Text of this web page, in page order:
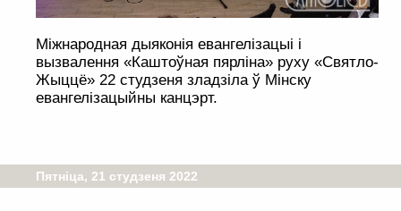
Міжнародная дыяконія евангелізацыі і
вызвалення «Каштоўная пярліна» руху «Святло-
Жыццё» 22 студзеня зладзіла ў Мінску
евангелізацыйны канцэрт.
Пятніца, 21 студзеня 2022